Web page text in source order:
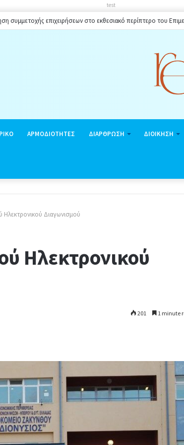
test
ωραρίου λειτουργίας καταστημάτων στο Δήμο
ΑΡΜΟΔΙΟΤΗΤΕΣ ΔΙΑΡΘΡΩΣΗ ΔΙΟΙΚΗΣΗ
Ηλεκτρονικού Διαγωνισμού
Ηλεκτρονικού
201 1 minute